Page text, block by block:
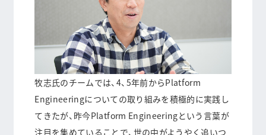
牧志氏のチームでは、4、5年前からPlatform
Engineeringについての取り組みを積極的に実践し
てきたが、昨今Platform Engineeringという言葉が
注目を集めていることで、世の中がようやく追いつ